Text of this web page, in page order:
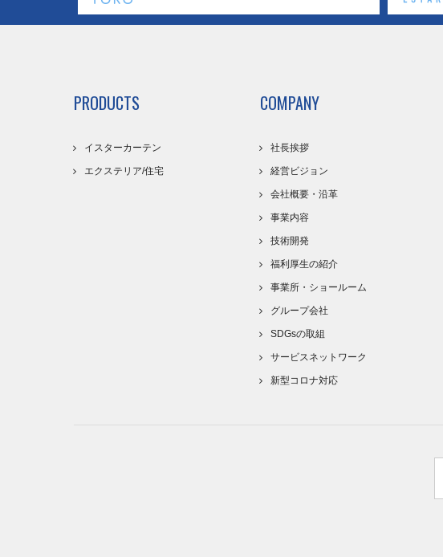
PRODUCTS
イスターカーテン
エクステリア/住宅
COMPANY
社長挨拶
経営ビジョン
会社概要・沿革
事業内容
技術開発
福利厚生の紹介
事業所・ショールーム
グループ会社
SDGsの取組
サービスネットワーク
新型コロナ対応